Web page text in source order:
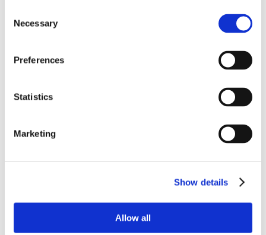
Selection
Necessary
Preferences
Statistics
Marketing
Show details
Allow all
Personne de contact
contact@maisonecologie.be